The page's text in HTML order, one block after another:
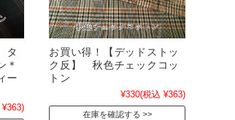
タ
＊
ー
お買い得！【デッドストッ
ク反】 秋色チェックコッ
トン
¥330(税込 ¥363)
在庫を確認する